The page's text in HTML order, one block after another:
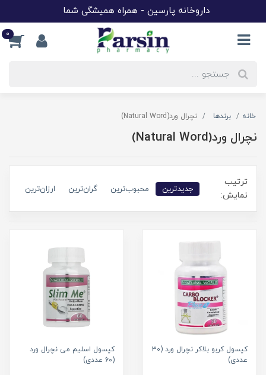
داروخانه پارسین - همراه همیشگی شما
0
خانه برندها نچرال ورد(Natural Word)
نچرال ورد(Natural Word)
ترتیب
نمایش:
جدیدترین محبوب‌ترین گران‌ترین ارزان‌ترین
کپسول کربو بلاکر نچرال ورد (30
عددی)
کپسول اسلیم می نچرال ورد
(60 عددی)